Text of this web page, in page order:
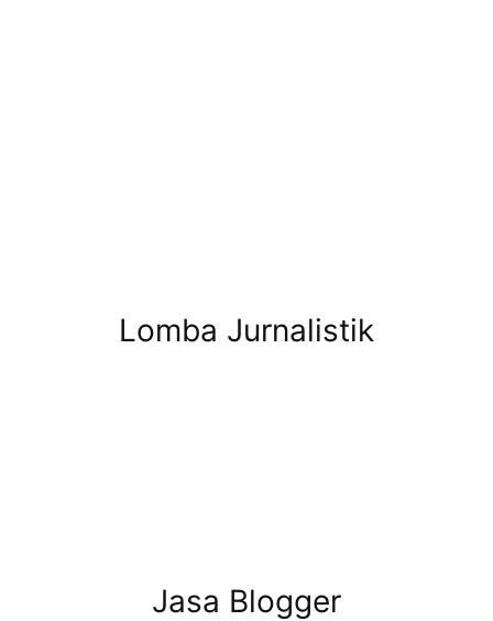
Lomba Jurnalistik
Jasa Blogger